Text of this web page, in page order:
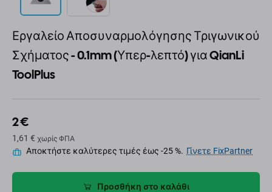
Εργαλείο Αποσυναρμολόγησης Τριγωνικού
Σχήματος - 0.1mm (Υπερ-λεπτό) για QianLi
ToolPlus
2 €
1,61 € χωρίς ΦΠΑ
Αποκτήστε καλύτερες τιμές έως -25 %. Γίνετε FixPartner
Προσθήκη στο καλάθι